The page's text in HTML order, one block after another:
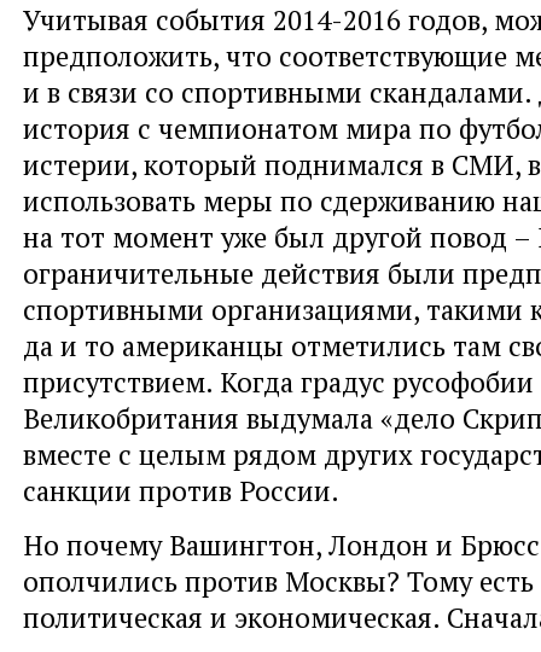
Учитывая события 2014-2016 годов,
предположить, что соответствующие
и в связи со спортивными
история с чемпионатом мира по
истерии, который поднимался в СМИ,
использовать меры по сдерживанию
на тот момент уже был другой повод
ограничительные действия были
спортивными организациями,
да и то американцы отметились там
присутствием. Когда градус русофобии
Великобритания выдумала «дело
вместе с целым рядом других
санкции против России.
Но почему Вашингтон, Лондон и
ополчились против Москвы? Тому
политическая и экономическая.